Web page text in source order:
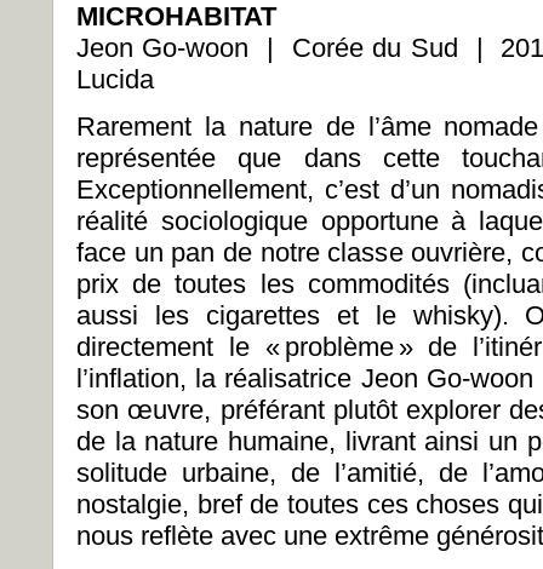
MICROHABITAT
Jeon Go-woon | Corée du Sud |
Lucida
Rarement la nature de l’âme
représentée que dans cette
Exceptionnellement, c’est d’un
réalité sociologique opportune à
face un pan de notre classe ouvrière,
prix de toutes les commodités
aussi les cigarettes et le whisky).
directement le « problème » de
l’inflation, la réalisatrice Jeon Go-
son œuvre, préférant plutôt explorer
de la nature humaine, livrant ainsi un
solitude urbaine, de l’amitié, de
nostalgie, bref de toutes ces choses
nous reflète avec une extrême